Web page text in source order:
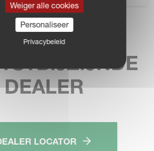
VIND UW
DEALER
LOCATOR
Weiger alle cookies
Personaliseer
Privacybeleid